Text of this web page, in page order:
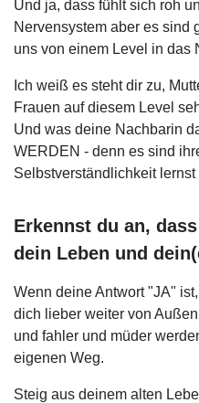
Und ja, dass fühlt sich roh
Nervensystem aber es sind
uns von einem Level in das
Ich weiß es steht dir zu,
Frauen auf diesem Level
Und was deine Nachbarin
WERDEN - denn es sind
Selbstverständlichkeit
Erkennst du an,
dein Leben und
Wenn deine Antwort "JA"
dich lieber weiter von
und fahler und müder
eigenen Weg.
Steig aus deinem alten